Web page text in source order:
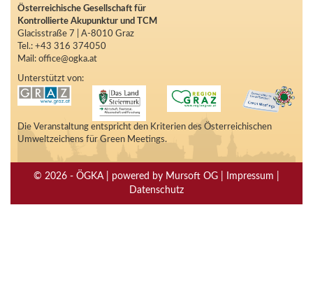
Österreichische Gesellschaft für
Kontrollierte Akupunktur und TCM
Glacisstraße 7 | A-8010 Graz
Tel.: +43 316 374050
Mail: office@ogka.at
Unterstützt von:
Die Veranstaltung entspricht den Kriterien des Österreichischen
Umweltzeichens für Green Meetings.
© 2026 - ÖGKA | powered by Mursoft OG | Impressum |
Datenschutz